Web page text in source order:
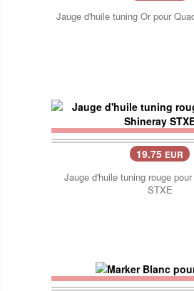
Jauge d'huile tuning Or pour
19.75 EUR
Jauge d'huile tuning rouge
STXE